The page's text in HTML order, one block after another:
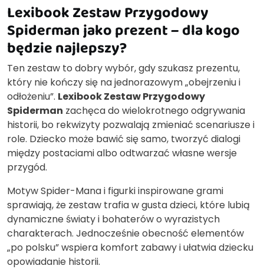
Lexibook Zestaw Przygodowy
Spiderman jako prezent – dla kogo
będzie najlepszy?
Ten zestaw to dobry wybór, gdy szukasz prezentu,
który nie kończy się na jednorazowym „obejrzeniu i
odłożeniu”. Lexibook Zestaw Przygodowy
Spiderman zachęca do wielokrotnego odgrywania
historii, bo rekwizyty pozwalają zmieniać scenariusze i
role. Dziecko może bawić się samo, tworzyć dialogi
między postaciami albo odtwarzać własne wersje
przygód.
Motyw Spider-Mana i figurki inspirowane grami
sprawiają, że zestaw trafia w gusta dzieci, które lubią
dynamiczne światy i bohaterów o wyrazistych
charakterach. Jednocześnie obecność elementów
„po polsku” wspiera komfort zabawy i ułatwia dziecku
opowiadanie historii.